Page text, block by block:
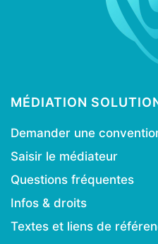
MÉDIATION
Demander une
Saisir le médiateur
Questions fréquentes
Infos & droits
Textes et liens de